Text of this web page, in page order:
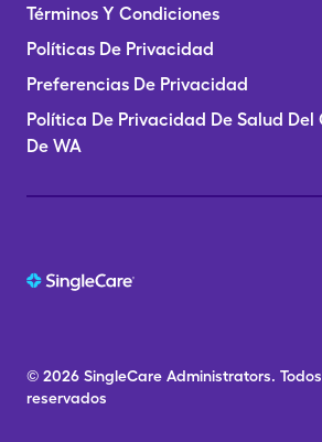
Términos Y Condiciones
Políticas De Privacidad
Preferencias De Privacidad
Política De Privacidad De Salud Del
De WA
© 2026 SingleCare Administrators.
reservados